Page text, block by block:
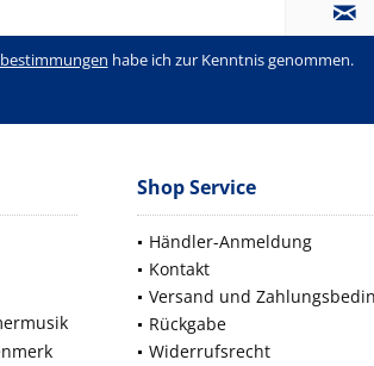
habe ich zur Kenntnis genommen.
Shop Service
Händler-Anmeldung
Kontakt
Versand und
Rückgabe
Widerrufsrecht